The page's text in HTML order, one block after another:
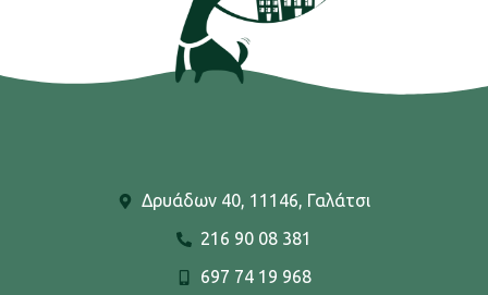
Δρυάδων 40, 11146, Γαλάτσι
216 90 08 381
697 74 19 968